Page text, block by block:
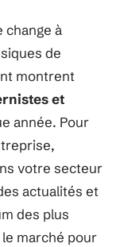
change à
de
montrent
et
année. Pour
votre secteur
actualités et
des plus
marché pour